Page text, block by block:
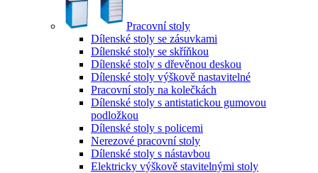
Pracovní stoly
Dílenské stoly se zásuvkami
Dílenské stoly se skříňkou
Dílenské stoly s dřevěnou deskou
Dílenské stoly výškově nastavitelné
Pracovní stoly na kolečkách
Dílenské stoly s antistatickou gumovou
podložkou
Dílenské stoly s policemi
Nerezové pracovní stoly
Dílenské stoly s nástavbou
Elektricky výškově stavitelnými stoly